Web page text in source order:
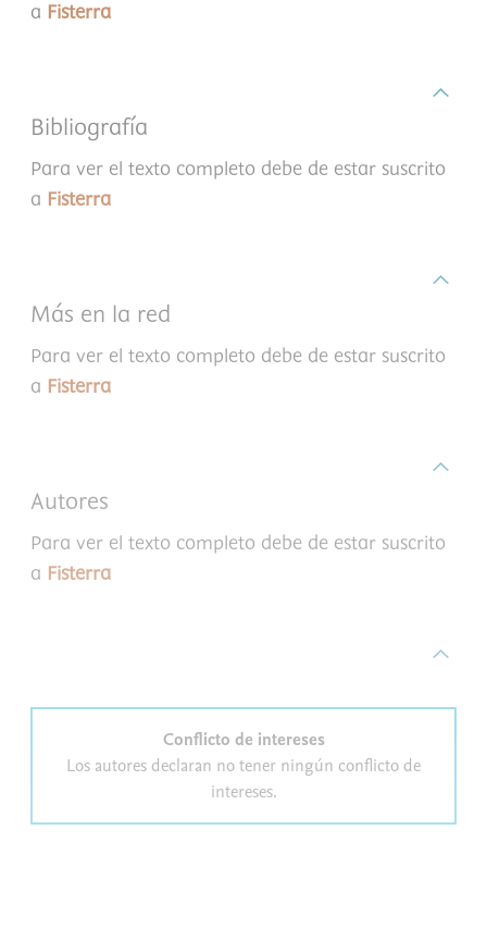
a Fisterra
Bibliografía
Para ver el texto completo debe de estar suscrito
a Fisterra
Más en la red
Para ver el texto completo debe de estar suscrito
a Fisterra
Autores
Para ver el texto completo debe de estar suscrito
a Fisterra
Conflicto de intereses
Los autores declaran no tener ningún conflicto de
intereses.